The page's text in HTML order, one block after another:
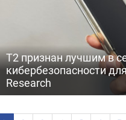
T2 признан лучшим в
кибербезопасности
Research